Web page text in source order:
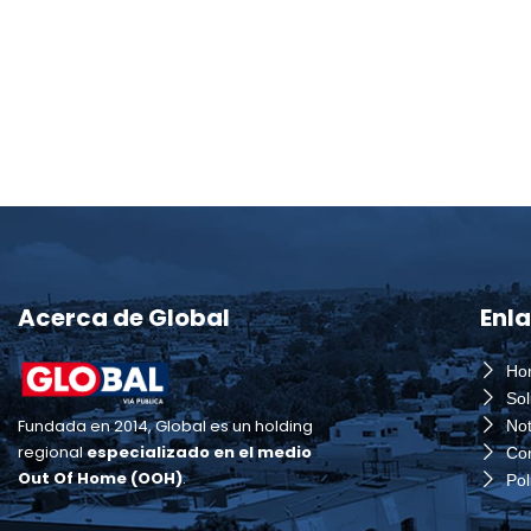
Acerca de Global
Fundada en 2014, Global es un holding
regionalespecializado enelmedio
Out Of Home (OOH).